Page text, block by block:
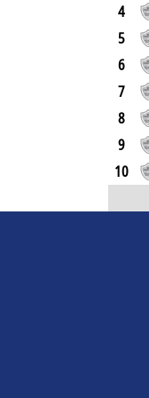
4
5
6
7
8
9
10